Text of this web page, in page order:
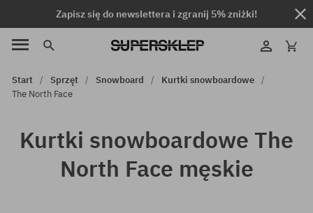
Zapisz się do newslettera i zgranij 5% zniżki!
Start Sprzęt Snowboard
Kurtki snowboardowe
The North Face
Kurtki snowboardowe The
North Face męskie